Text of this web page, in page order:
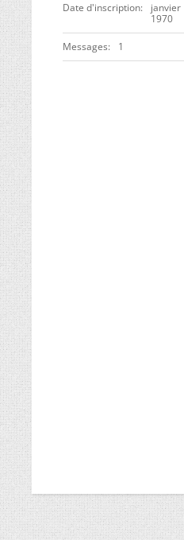
Date d'inscription
janvier
1970
Messages 1